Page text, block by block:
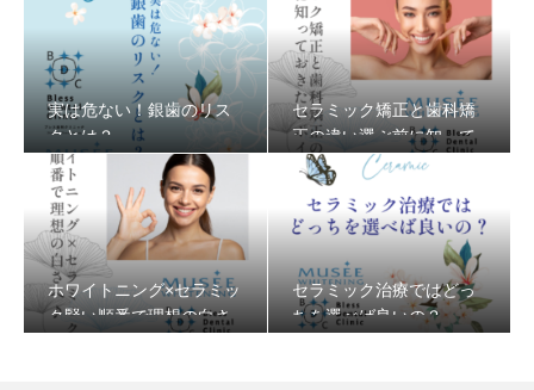
実は危ない！銀歯のリス
クとは？
セラミック矯正と歯科矯
正の違い選ぶ前に知って
おきたいポイント
ホワイトニング×セラミッ
ク賢い順番で理想の白さ
セラミック治療ではどっ
ちを選べば良いの？